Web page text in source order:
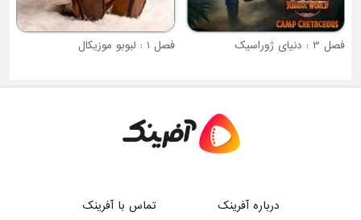
فصل 1 : لبوبو موزیکال
درباره آفرینک تماس با آفرینک